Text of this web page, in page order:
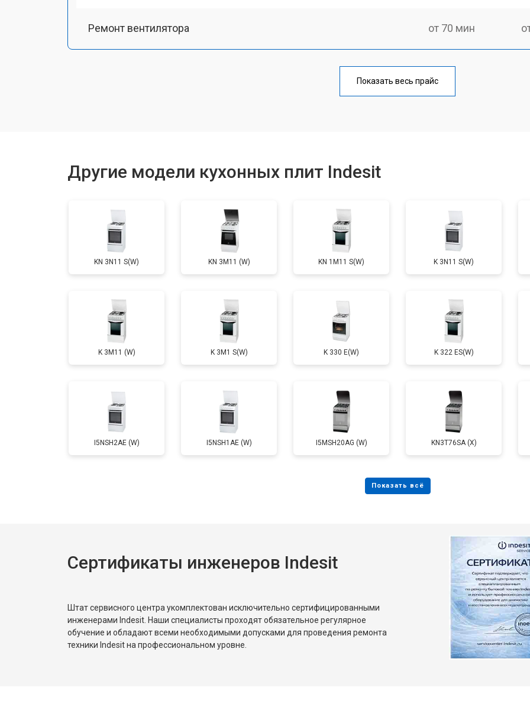
Ремонт вентилятора от 70 мин
от 120 мин
Замена термостата от 90 мин
Ремонт электропроводки от 60 мин
Замена лампы подсветки от 80 мин
Ремонт чугунной конфорки от 60 мин
Показать весь прайс
Другие модели кухонных плит Indesit
KN 3N11 S(W) KN 3M11 (W) KN 1M11 S(W) K 3N11 S(W)
K 3M11 (W) K 3M1 S(W) K 330 E(W) K 322 ES(W)
I5NSH2AE (W) I5NSH1AE (W) I5MSH20AG (W) KN3T76SA (X)
Сертификаты инженеров Indesit
Штат сервисного центра укомплектован исключительно сертифицированными
инженерами Indesit. Наши специалисты проходят обязательное регулярное
обучение и обладают всеми необходимыми допусками для проведения ремонта
техники Indesit на профессиональном уровне.